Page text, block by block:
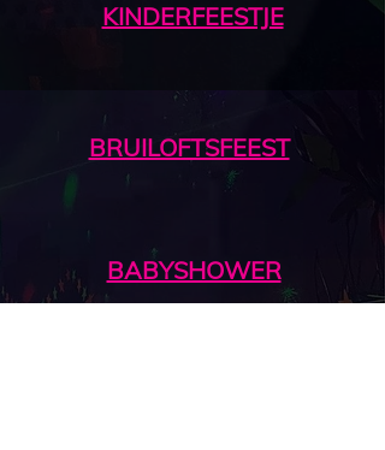
KINDERFEESTJE
BRUILOFTSFEEST
BABYSHOWER